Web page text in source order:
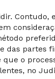
Contudo,
das partes
o
no